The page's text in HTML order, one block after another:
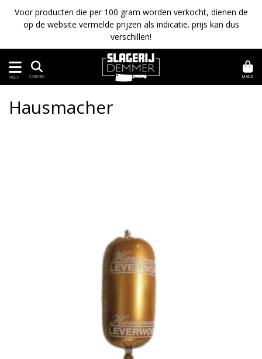
Voor producten die per 100 gram worden verkocht, dienen de
op de website vermelde prijzen als indicatie. prijs kan dus
verschillen!
MENU ZOEKEN MAND
Hausmacher